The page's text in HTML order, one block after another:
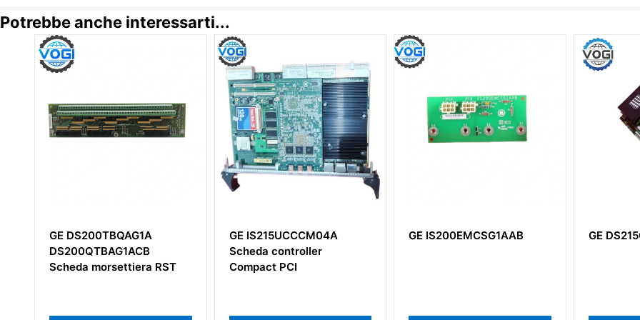
Potrebbe anche interessarti...
GE DS200TBQAG1A
DS200QTBAG1ACB
Scheda morsettiera RST
GE IS215UCCCM04A
Scheda controller
Compact PCI
GE IS200EMCSG1AAB GE